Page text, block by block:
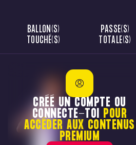
BALLON(S)
TOUCHÉ(S)
PASSE(S)
TOTALE(S)
CRÉÉ UN COMPTE OU
CONNECTE-TOI POUR
ACCÉDER AUX CONTENUS
PREMIUM